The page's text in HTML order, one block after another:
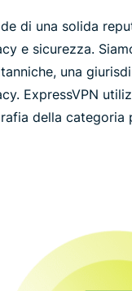
di una solida
e sicurezza.
una
ExpressVPN
della categoria